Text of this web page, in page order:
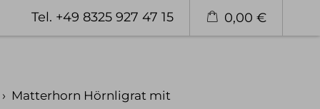
Tel. +49 8325 927 47 15 0,00 €
› Matterhorn Hörnligrat mit